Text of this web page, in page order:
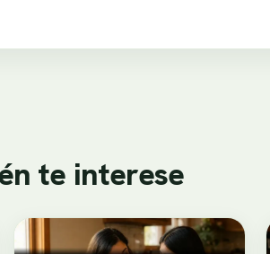
te interese